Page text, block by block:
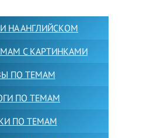
НА АНГЛИЙСКОМ
С КАРТИНКАМИ
ПО ТЕМАМ
ПО ТЕМАМ
ПО ТЕМАМ